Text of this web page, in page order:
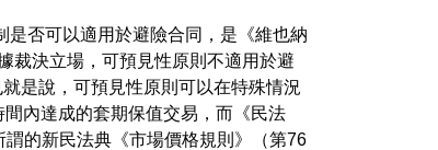
否可以適用於避險合同，是《維也納
裁決立場，可預見性原則不適用於避
是說，可預見性原則可以在特殊情況
內達成的套期保值交易，而《民法
的新民法典《市場價格規則》（第76